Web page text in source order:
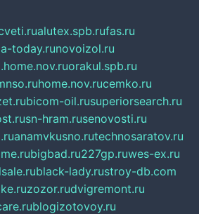
alutex.spb.rufas.ru
today.runovoizol.ru
orakul.spb.ru
home.nov.rucemko.ru
bicom-oil.rusuperiorsearch.ru
sn-hram.rusenovosti.ru
anamvkusno.rutechnosaratov.ru
bigbad.ru227gp.ruwes-ex.ru
black-lady.rustroy-db.com
zozor.rudvigremont.ru
blogizotovoy.ru